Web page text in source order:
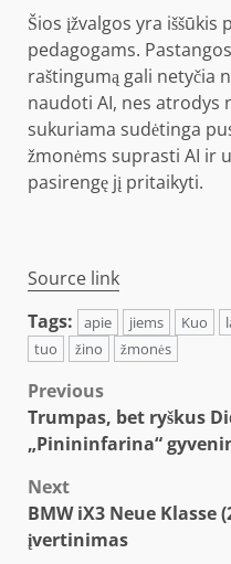
Šios įžvalgos yra
pedagogams.
raštingumą gali netyčia
naudoti AI, nes atrodys
sukuriama sudėtinga
žmonėms suprasti AI ir
pasirengę jį pritaikyti.
Source link
Tags:
apie jiems Kuo
tuo
žino žmonės
Post
navigation
Previous
Trumpas, bet ryškus
„Pinininfarina“
Next
BMW iX3 Neue Klasse
įvertinimas